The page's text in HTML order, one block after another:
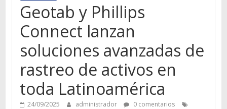
Geotab y Phillips
Connect lanzan
soluciones avanzadas de
rastreo de activos en
toda Latinoamérica
24/09/2025 administrador
0 comentarios